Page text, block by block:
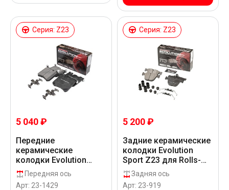
Серия: Z23
5 040 ₽
Передние
керамические
колодки Evolution
Sport Z23 для Rolls-
Royce Ghost _
Передняя ось
Арт: 23-1429
Серия: Z23
5 200 ₽
Задние керамические
колодки Evolution
Sport Z23 для Rolls-
Royce Phantom _
Задняя ось
Арт: 23-919